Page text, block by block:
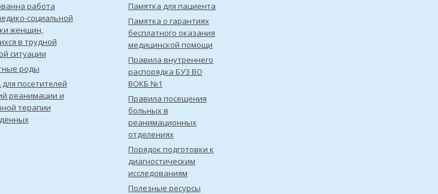
работа
социальной
женщин,
в трудной
ситуации
роды
посетителей
реанимации и
терапии
Памятка для пациента
Памятка о гарантиях
бесплатного оказания
медицинской помощи
Правила внутреннего
распорядка БУЗ ВО
ВОКБ №1
Правила посещения
больных в
реанимационных
отделениях
Порядок подготовки к
диагностическим
исследованиям
Полезные ресурсы